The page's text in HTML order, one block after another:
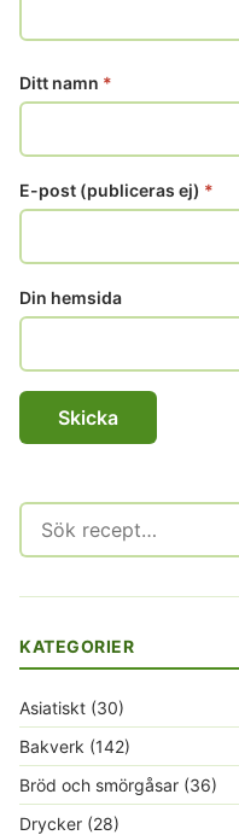
Ditt namn *
E-post (publiceras ej) *
Din hemsida
Sök
efter:
KATEGORIER
Asiatiskt (30)
Bakverk (142)
Bröd och smörgåsar (36)
Drycker (28)